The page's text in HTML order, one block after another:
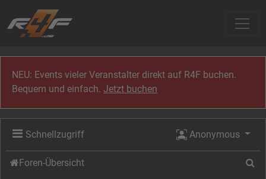
NEU: Events vieler Veranstalter direkt auf R4F buchen.
Bequem und einfach.Jetzt buchen
Schnellzugriff Anonymous
Foren-Übersicht